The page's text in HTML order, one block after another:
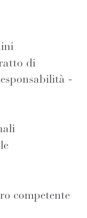
di
-
competente